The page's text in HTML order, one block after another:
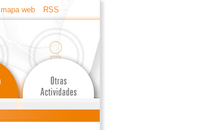
mapa web RSS